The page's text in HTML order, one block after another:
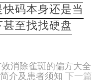
码本身还是当
至找找硬盘
消除雀斑的偏方大全
介及患者须知 下一篇